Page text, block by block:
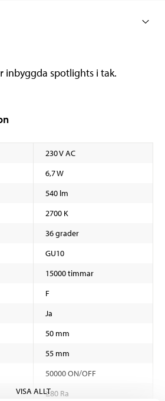
inbyggda spotlights i tak.
230 V AC
6,7 W
540 lm
2700 K
36 grader
GU10
15000 timmar
F
Ja
50 mm
55 mm
50000 ON/OFF
≥80 Ra
VISA ALLT